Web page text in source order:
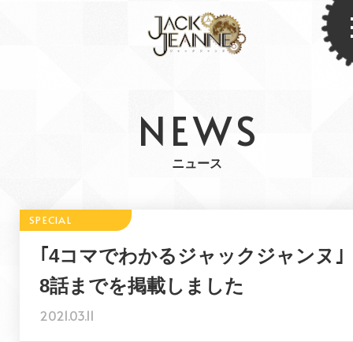
NEWS
ニュース
｢4コマでわかるジャックジャンヌ｣
8話までを掲載しました
2021.03.11